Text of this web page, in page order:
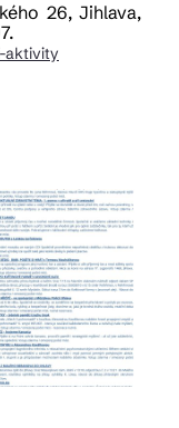
26, Jihlava,
aktivity